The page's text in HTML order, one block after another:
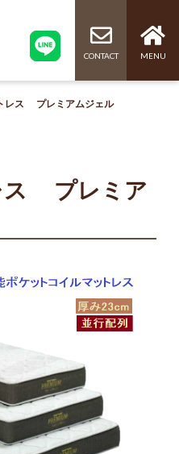
CONTACT MENU
レス プレミアムジェル
ス プレミア